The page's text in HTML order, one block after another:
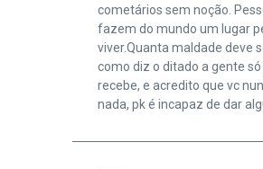
cometários sem noção.
fazem do mundo um lugar
viver.Quanta maldade deve
como diz o ditado a gente
recebe, e acredito que vc
nada, pk é incapaz de dar